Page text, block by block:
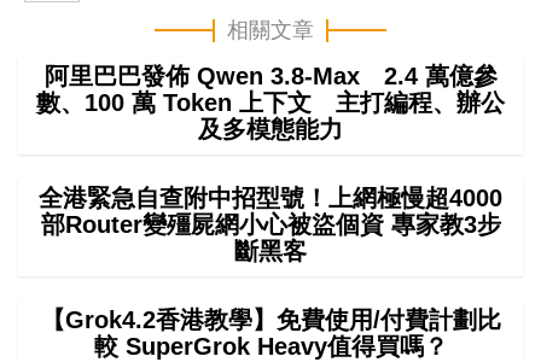
相關文章
阿里巴巴發佈 Qwen 3.8-Max 2.4 萬億參
數、100 萬 Token 上下文 主打編程、辦公
及多模態能力
全港緊急自查附中招型號！上網極慢超4000
部Router變殭屍網小心被盜個資 專家教3步
斷黑客
【Grok4.2香港教學】免費使用/付費計劃比
較 SuperGrok Heavy值得買嗎？